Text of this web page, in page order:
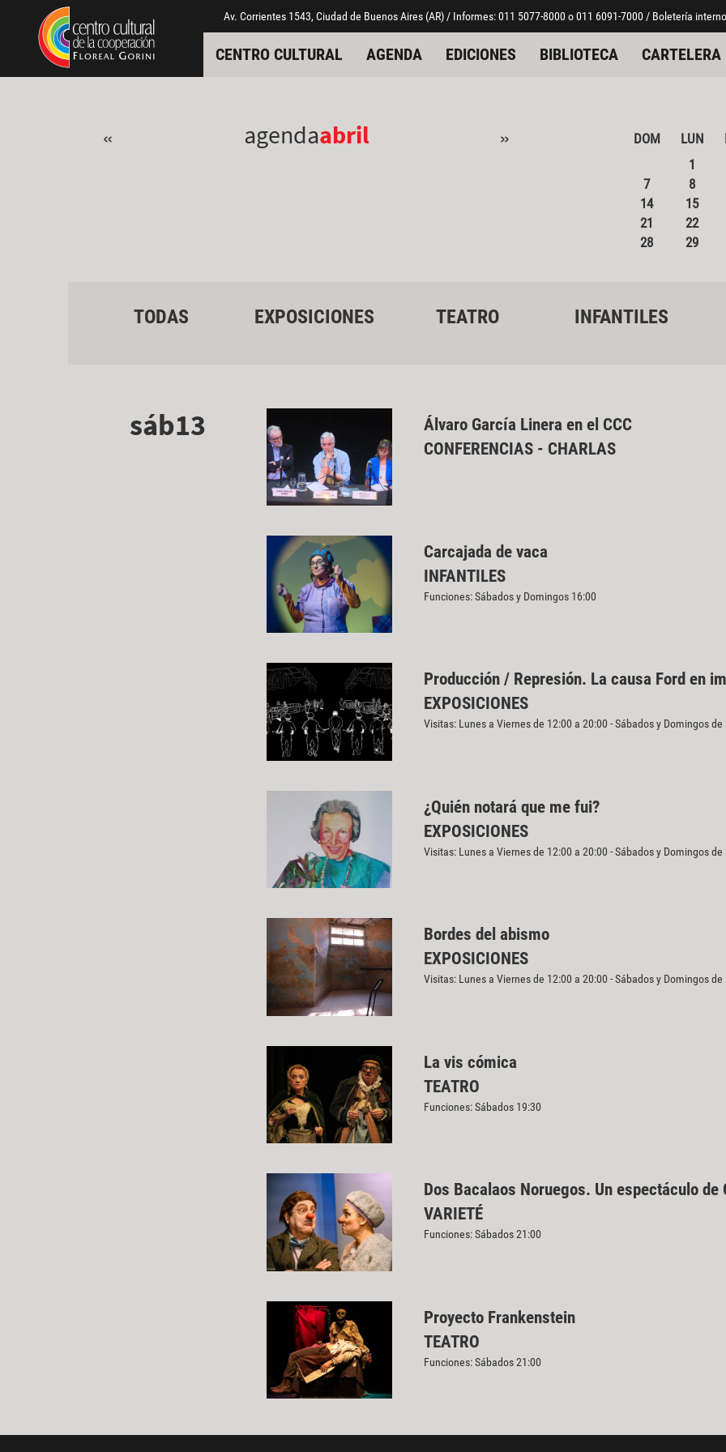
Pasar al contenido principal
Jump to main content Av. Corrientes 1543, Ciudad de Buenos Aires (AR) / Informes: 011 5077-8000 o 011 6091-7000 / Boletería
CENTRO CULTURAL AGENDA EDICIONES BIBLIOTECA CARTELERA
« agendaabril » DOM LUN
1
7
8
14
15
21
22
28
29
TODAS EXPOSICIONES TEATRO INFANTILES
sáb13
Álvaro García Linera en el CCC
CONFERENCIAS - CHARLAS
Carcajada de vaca
INFANTILES
Funciones: Sábados y Domingos 16:00
Producción / Represión. La causa Ford en
EXPOSICIONES
Visitas: Lunes a Viernes de 12:00 a 20:00 - Sábados y Domingos de
¿Quién notará que me fui?
EXPOSICIONES
Visitas: Lunes a Viernes de 12:00 a 20:00 - Sábados y Domingos de
Bordes del abismo
EXPOSICIONES
Visitas: Lunes a Viernes de 12:00 a 20:00 - Sábados y Domingos de
La vis cómica
TEATRO
Funciones: Sábados 19:30
Dos Bacalaos Noruegos. Un espectáculo de
VARIETÉ
Funciones: Sábados 21:00
Proyecto Frankenstein
TEATRO
Funciones: Sábados 21:00